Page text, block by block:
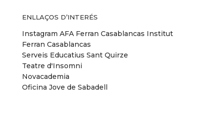
ENLLAÇOS D’INTERÉS
Instagram AFA Ferran Casablancas Institut
Ferran Casablancas
Serveis Educatius Sant Quirze
Teatre d'Insomni
Novacademia
Oficina Jove de Sabadell